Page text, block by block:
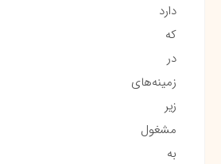
دارد
که
در
زمینه‌های
زیر
مشغول
به